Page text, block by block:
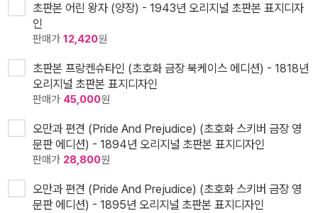
초판본 어린 왕자 (양장) - 1943년 오리지널 초판본 표지디자
인
판매가 12,420원
초판본 프랑켄슈타인 (초호화 금장 북케이스 에디션) - 1818년
오리지널 초판본 표지디자인
판매가 45,000원
오만과 편견 (Pride And Prejudice) (초호화 스키버 금장 영
문판 에디션) - 1894년 오리지널 초판본 표지디자인
판매가 28,800원
오만과 편견 (Pride And Prejudice) (초호화 스키버 금장 영
문판 에디션) - 1895년 오리지널 초판본 표지디자인